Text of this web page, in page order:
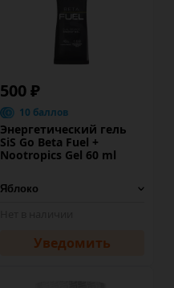
500 ₽
10 баллов
Энергетический гель
SiS Go Beta Fuel +
Nootropics Gel 60 ml
Уведомить